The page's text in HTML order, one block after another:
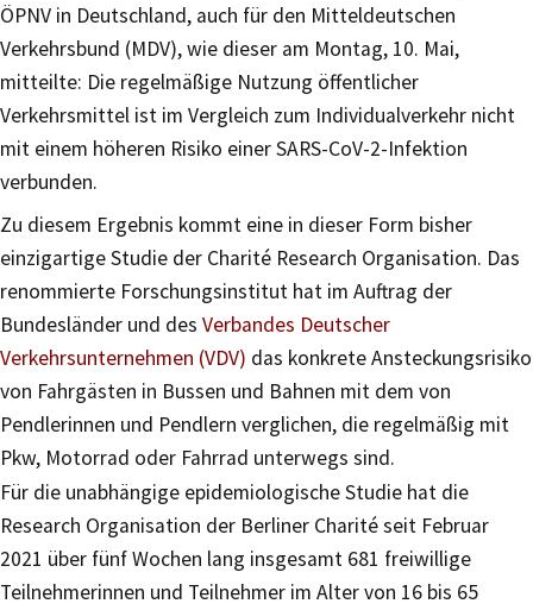
ÖPNV in Deutschland, auch für den Mitteldeutschen
Verkehrsbund (MDV), wie dieser am Montag, 10. Mai,
mitteilte: Die regelmäßige Nutzung öffentlicher
Verkehrsmittel ist im Vergleich zum Individualverkehr nicht
mit einem höheren Risiko einer SARS-CoV-2-Infektion
verbunden.
Zu diesem Ergebnis kommt eine in dieser Form bisher
einzigartige Studie der Charité Research Organisation. Das
renommierte Forschungsinstitut hat im Auftrag der
Bundesländer und des Verbandes Deutscher
Verkehrsunternehmen (VDV) das konkrete Ansteckungsrisiko
von Fahrgästen in Bussen und Bahnen mit dem von
Pendlerinnen und Pendlern verglichen, die regelmäßig mit
Pkw, Motorrad oder Fahrrad unterwegs sind.
Für die unabhängige epidemiologische Studie hat die
Research Organisation der Berliner Charité seit Februar
2021 über fünf Wochen lang insgesamt 681 freiwillige
Teilnehmerinnen und Teilnehmer im Alter von 16 bis 65